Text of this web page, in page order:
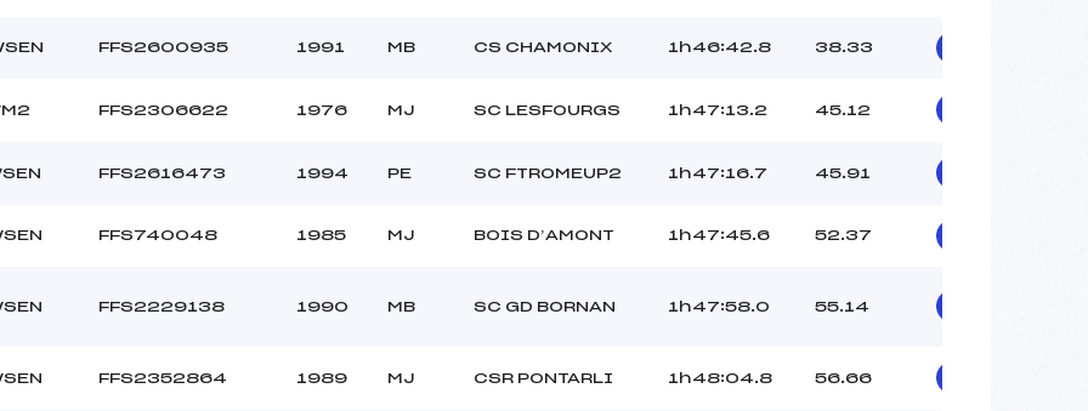
FFS2600935 1991 MB CS CHAMONIX 1h46:42.8 38.33
FFS2306622 1976 MJ SC LESFOURGS 1h47:13.2 45.12
FFS2616473 1994 PE SC FTROMEUP2 1h47:16.7 45.91
FFS740048 1985 MJ BOIS D’AMONT 1h47:45.6 52.37
FFS2229138 1990 MB SC GD BORNAN 1h47:58.0 55.14
FFS2352864 1989 MJ CSR PONTARLI 1h48:04.8 56.66